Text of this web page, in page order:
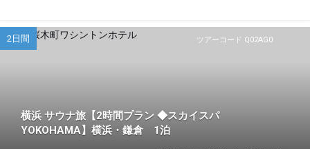
ツアーコード Q02AG0
2日間
横浜 サウナ旅【2時間プラン ◆スカイスパ
YOKOHAMA】横浜・鎌倉 1泊